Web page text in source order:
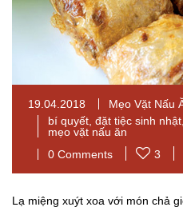
19.04.2018
Mẹo Vặt Nấu
bí quyết đặt tiệc sinh nhật
mẹo vặt nấu ăn
0 Comments
3
Lạ miệng xuýt xoa với món chả